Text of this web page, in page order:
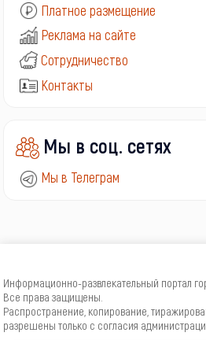
Платное размещение
Реклама на сайте
Сотрудничество
Контакты
Мы в соц. сетях
Мы в Телеграм
Информационно-развлекательный портал
Все права защищены.
Распространение, копирование,
разрешены только с согласия